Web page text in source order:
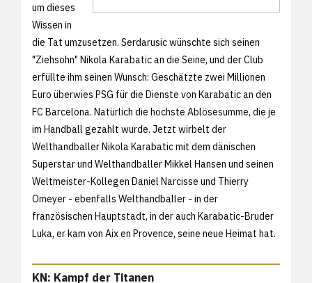
um dieses
Wissen in
die Tat umzusetzen. Serdarusic wünschte sich seinen
"Ziehsohn" Nikola Karabatic an die Seine, und der Club
erfüllte ihm seinen Wunsch: Geschätzte zwei Millionen
Euro überwies PSG für die Dienste von Karabatic an den
FC Barcelona. Natürlich die höchste Ablösesumme, die je
im Handball gezahlt wurde. Jetzt wirbelt der
Welthandballer Nikola Karabatic mit dem dänischen
Superstar und Welthandballer Mikkel Hansen und seinen
Weltmeister-Kollegen Daniel Narcisse und Thierry
Omeyer - ebenfalls Welthandballer - in der
französischen Hauptstadt, in der auch Karabatic-Bruder
Luka, er kam von Aix en Provence, seine neue Heimat hat.
KN: Kampf der Titanen